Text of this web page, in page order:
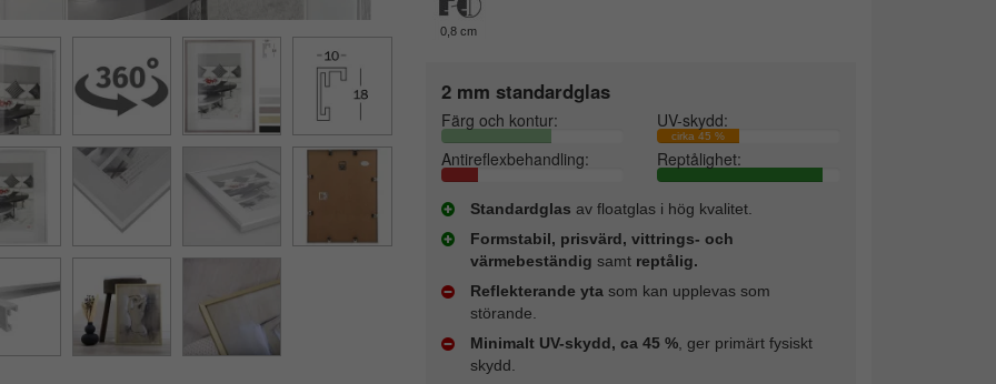
0,8 cm
2 mm standardglas
Färg och kontur: UV-skydd:
cirka 45 %
Antireflexbehandling: Reptålighet:
Standardglas av floatglas i hög kvalitet.
Formstabil, prisvärd, vittrings- och
värmebeständig samt reptålig.
Reflekterande yta som kan upplevas som
störande.
Minimalt UV-skydd, ca 45 %, ger primärt fysiskt
skydd.